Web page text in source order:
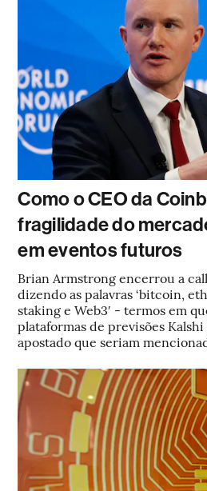
Como o CEO da
fragilidade do
em eventos futuros
Brian Armstrong encerrou a
dizendo as palavras ‘bitcoin,
staking e Web3′ - termos em
plataformas de previsões
apostado que seriam